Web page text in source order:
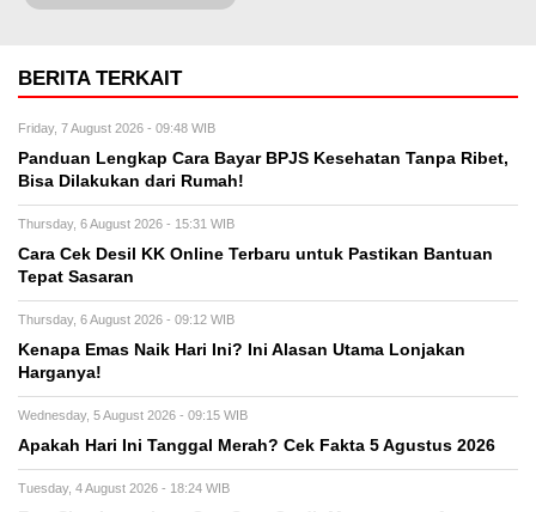
BERITA TERKAIT
Friday, 7 August 2026 - 09:48 WIB
Panduan Lengkap Cara Bayar BPJS Kesehatan Tanpa Ribet,
Bisa Dilakukan dari Rumah!
Thursday, 6 August 2026 - 15:31 WIB
Cara Cek Desil KK Online Terbaru untuk Pastikan Bantuan
Tepat Sasaran
Thursday, 6 August 2026 - 09:12 WIB
Kenapa Emas Naik Hari Ini? Ini Alasan Utama Lonjakan
Harganya!
Wednesday, 5 August 2026 - 09:15 WIB
Apakah Hari Ini Tanggal Merah? Cek Fakta 5 Agustus 2026
Tuesday, 4 August 2026 - 18:24 WIB